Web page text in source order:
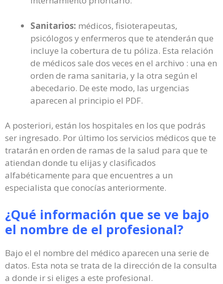
Sanitarios: médicos, fisioterapeutas,
psicólogos y enfermeros que te atenderán que
incluye la cobertura de tu póliza. Esta relación
de médicos sale dos veces en el archivo : una en
orden de rama sanitaria, y la otra según el
abecedario. De este modo, las urgencias
aparecen al principio el PDF.
A posteriori, están los hospitales en los que podrás
ser ingresado. Por último los servicios médicos que te
tratarán en orden de ramas de la salud para que te
atiendan donde tu elijas y clasificados
alfabéticamente para que encuentres a un
especialista que conocías anteriormente.
¿Qué información que se ve bajo
el nombre de el profesional?
Bajo el el nombre del médico aparecen una serie de
datos. Esta nota se trata de la dirección de la consulta
a donde ir si eliges a este profesional.